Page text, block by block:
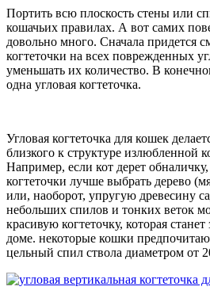
Портить всю плоскость стены или
кошачьих правилах. А вот самих
довольно много. Сначала придется
когтеточки на всех поврежденных
уменьшать их количество. В
одна угловая когтеточка.
Угловая когтеточка для кошек
близкого к структуре излюбленной
Например, если кот дерет
когтеточки лучше выбрать дерево
или, наоборот, упругую древесину
небольших спилов и тонких веток
красивую когтеточку, которая
доме. некоторые кошки
цельный спил ствола диаметром от